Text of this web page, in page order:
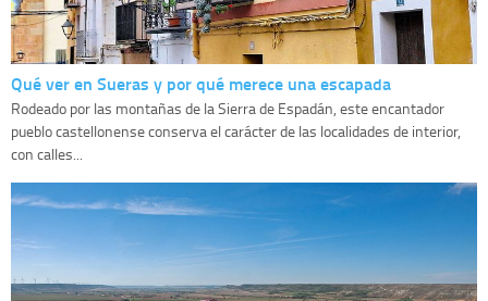
Qué ver en Sueras y por qué merece una escapada
Rodeado por las montañas de la Sierra de Espadán, este encantador
pueblo castellonense conserva el carácter de las localidades de interior,
con calles...